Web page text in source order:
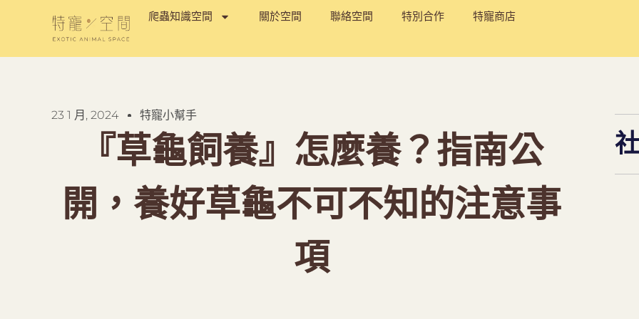
爬蟲知識空間 關於空間 聯絡空間 特別合作 特寵商店
23 1 月, 2024 特寵小幫手
『草龜飼養』怎麼養？指南公
開，養好草龜不可不知的注意事
項